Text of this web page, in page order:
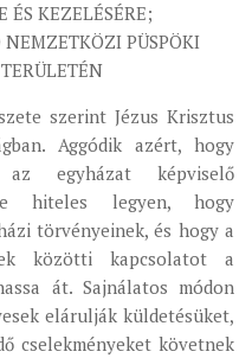
ÉS KEZELÉSÉRE;
PÜSPÖKI
szerint Jézus Krisztus
Aggódik azért, hogy
egyházat képviselő
hiteles legyen, hogy
törvényeinek, és hogy a
közötti kapcsolatot a
át. Sajnálatos módon
elárulják küldetésüket,
cselekményeket követnek